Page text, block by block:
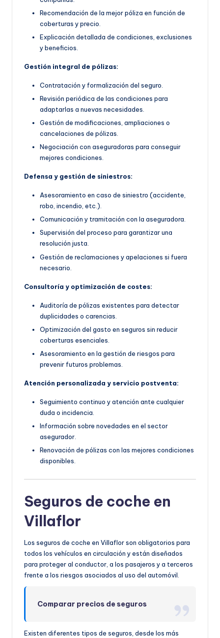
Recomendación de la mejor póliza en función de
coberturas y precio.
Explicación detallada de condiciones, exclusiones
y beneficios.
Gestión integral de pólizas:
Contratación y formalización del seguro.
Revisión periódica de las condiciones para
adaptarlas a nuevas necesidades.
Gestión de modificaciones, ampliaciones o
cancelaciones de pólizas.
Negociación con aseguradoras para conseguir
mejores condiciones.
Defensa y gestión de siniestros:
Asesoramiento en caso de siniestro (accidente,
robo, incendio, etc.).
Comunicación y tramitación con la aseguradora.
Supervisión del proceso para garantizar una
resolución justa.
Gestión de reclamaciones y apelaciones si fuera
necesario.
Consultoría y optimización de costes:
Auditoría de pólizas existentes para detectar
duplicidades o carencias.
Optimización del gasto en seguros sin reducir
coberturas esenciales.
Asesoramiento en la gestión de riesgos para
prevenir futuros problemas.
Atención personalizada y servicio postventa:
Seguimiento continuo y atención ante cualquier
duda o incidencia.
Información sobre novedades en el sector
asegurador.
Renovación de pólizas con las mejores condiciones
disponibles.
Seguros de coche en
Villaflor
Los seguros de coche en Villaflor son obligatorios para
todos los vehículos en circulación y están diseñados
para proteger al conductor, a los pasajeros y a terceros
frente a los riesgos asociados al uso del automóvil.
Comparar precios de seguros
Existen diferentes tipos de seguros, desde los más